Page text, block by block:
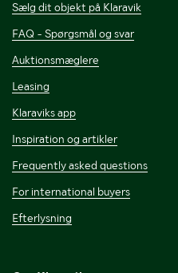
Sælg dit objekt på Klaravik
FAQ - Spørgsmål og svar
Auktionsmæglere
Leasing
Klaraviks app
Inspiration og artikler
Frequently asked questions
For international buyers
Efterlysning